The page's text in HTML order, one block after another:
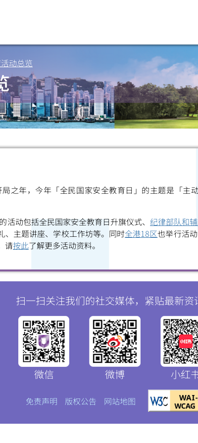
动总览
之年，今年「全民国家安全教育日」的主题是「主
活动包括全民国家安全教育日升旗仪式、纪律部队和
、主题讲座、学校工作坊等。同时全港18区也举行活
请按此了解更多活动资料。
免责声明 版权公告 网站地图
扫一扫关注我们的社交媒体，紧贴最新资
微信 微博 小红
微 微